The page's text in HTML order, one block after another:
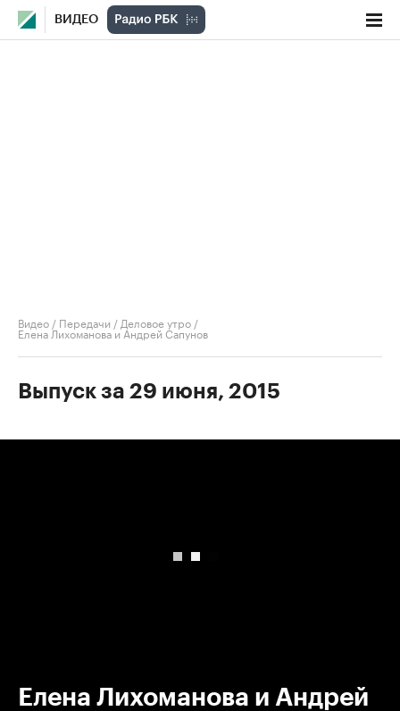
ВИДЕО
Видео / Передачи / Деловое утро /
Елена Лихоманова и Андрей Сапунов
Выпуск за 29 июня, 2015
Елена Лихоманова и Андрей